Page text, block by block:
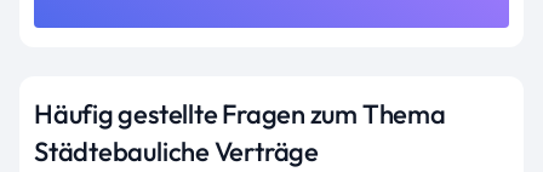
Häufig gestellte Fragen zum Thema
Städtebauliche Verträge